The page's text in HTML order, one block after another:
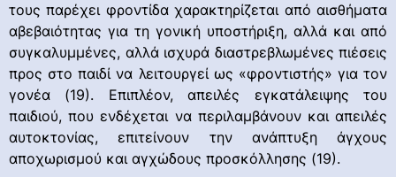
τους παρέχει φροντίδα χαρακτηρίζεται από αισθήματα
αβεβαιότητας για τη γονική υποστήριξη, αλλά και από
συγκαλυμμένες, αλλά ισχυρά διαστρεβλωμένες πιέσεις
προς στο παιδί να λειτουργεί ως «φροντιστής» για τον
γονέα (19). Επιπλέον, απειλές εγκατάλειψης του
παιδιού, που ενδέχεται να περιλαμβάνουν και απειλές
αυτοκτονίας, επιτείνουν την ανάπτυξη άγχους
αποχωρισμού και αγχώδους προσκόλλησης (19).